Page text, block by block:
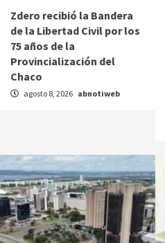
Zdero recibió la Bandera
de la Libertad Civil por los
75 años de la
Provincialización del
Chaco
agosto 8, 2026 abnotiweb